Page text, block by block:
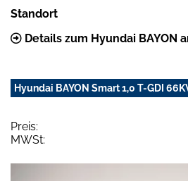
Standort
Details zum Hyundai BAYON
Hyundai BAYON Smart 1,0 T-GDI
Preis:
MWSt: